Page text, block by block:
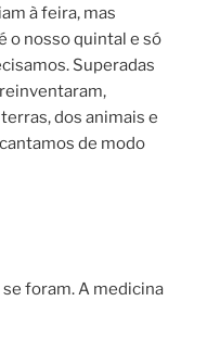
à feira, mas
o nosso quintal e só
Superadas
dos animais e
de modo
se foram. A medicina